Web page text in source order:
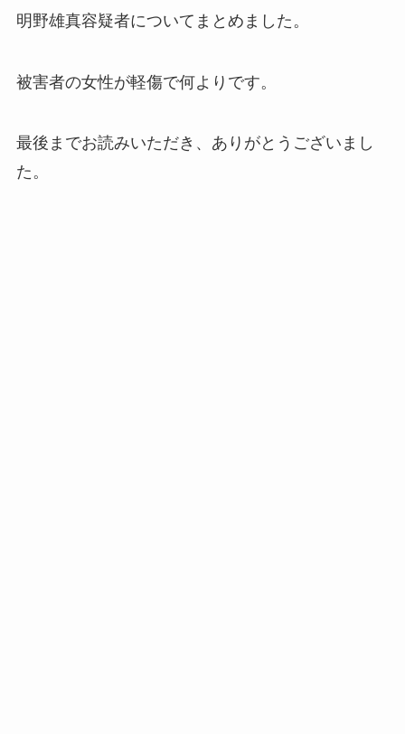
明野雄真容疑者についてまとめました。
被害者の女性が軽傷で何よりです。
最後までお読みいただき、ありがとうございまし
た。